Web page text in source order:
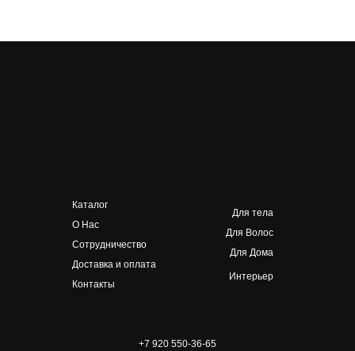
+7 920 550-36-65
Для тела
Для Волос
Для Дома
Интерьер
Каталог
О Нас
Сотрудничество
Доставка и оплата
Контакты